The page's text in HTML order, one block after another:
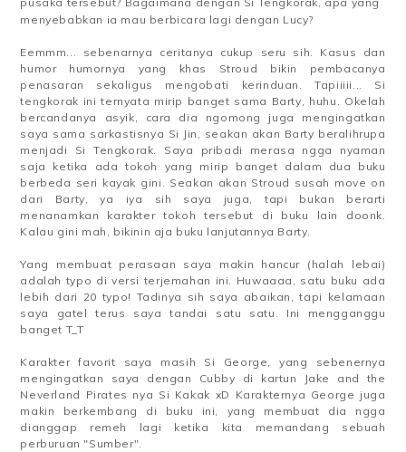
menyebabkan ia mau berbicara lagi dengan Lucy?
Eemmm... sebenarnya ceritanya cukup seru sih. Kasus dan
humor humornya yang khas Stroud bikin pembacanya
penasaran sekaligus mengobati kerinduan. Tapiiiii... Si
tengkorak ini ternyata mirip banget sama Barty, huhu. Okelah
bercandanya asyik, cara dia ngomong juga mengingatkan
saya sama sarkastisnya Si Jin, seakan akan Barty beralihrupa
menjadi Si Tengkorak. Saya pribadi merasa ngga nyaman
saja ketika ada tokoh yang mirip banget dalam dua buku
berbeda seri kayak gini. Seakan akan Stroud susah move on
dari Barty, ya iya sih saya juga, tapi bukan berarti
menanamkan karakter tokoh tersebut di buku lain doonk.
Kalau gini mah, bikinin aja buku lanjutannya Barty.
Yang membuat perasaan saya makin hancur (halah lebai)
adalah typo di versi terjemahan ini. Huwaaaa, satu buku ada
lebih dari 20 typo! Tadinya sih saya abaikan, tapi kelamaan
saya gatel terus saya tandai satu satu. Ini mengganggu
banget T_T
Karakter favorit saya masih Si George, yang sebenernya
mengingatkan saya dengan Cubby di kartun Jake and the
Neverland Pirates nya Si Kakak xD Karakternya George juga
makin berkembang di buku ini, yang membuat dia ngga
dianggap remeh lagi ketika kita memandang sebuah
perburuan "Sumber".